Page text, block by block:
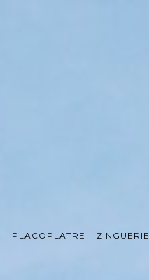
PLACOPLATRE ZINGUERIE